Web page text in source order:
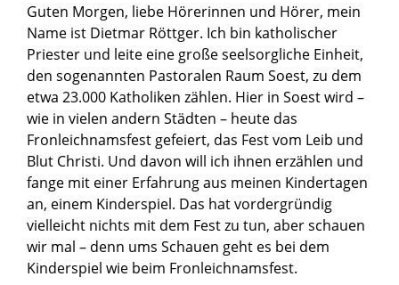
Guten Morgen, liebe Hörerinnen und Hörer, mein
Name ist Dietmar Röttger. Ich bin katholischer
Priester und leite eine große seelsorgliche Einheit,
den sogenannten Pastoralen Raum Soest, zu dem
etwa 23.000 Katholiken zählen. Hier in Soest wird –
wie in vielen andern Städten – heute das
Fronleichnamsfest gefeiert, das Fest vom Leib und
Blut Christi. Und davon will ich ihnen erzählen und
fange mit einer Erfahrung aus meinen Kindertagen
an, einem Kinderspiel. Das hat vordergründig
vielleicht nichts mit dem Fest zu tun, aber schauen
wir mal – denn ums Schauen geht es bei dem
Kinderspiel wie beim Fronleichnamsfest.